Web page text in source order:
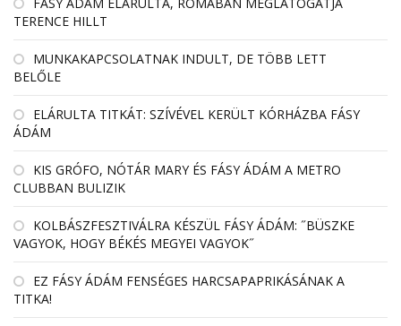
TERENCE HILLT
MUNKAKAPCSOLATNAK INDULT, DE TÖBB LETT
BELŐLE
EL­ÁRULTA TIT­KÁT: SZÍ­VÉ­VEL KE­RÜLT KÓR­HÁZBA FÁSY
ÁDÁM
KIS GRÓFO, NÓTÁR MARY ÉS FÁSY ÁDÁM A METRO
CLUBBAN BULIZIK
KOLBÁSZFESZTIVÁLRA KÉSZÜL FÁSY ÁDÁM: ˝BÜSZKE
VAGYOK, HOGY BÉKÉS MEGYEI VAGYOK˝
EZ FÁSY ÁDÁM FENSÉGES HARCSAPAPRIKÁSÁNAK A
TITKA!